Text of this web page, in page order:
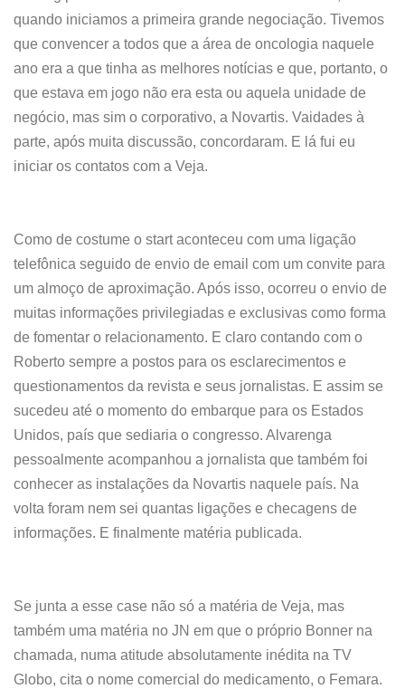
quando iniciamos a primeira grande negociação. Tivemos
que convencer a todos que a área de oncologia naquele
ano era a que tinha as melhores notícias e que, portanto, o
que estava em jogo não era esta ou aquela unidade de
negócio, mas sim o corporativo, a Novartis. Vaidades à
parte, após muita discussão, concordaram. E lá fui eu
iniciar os contatos com a Veja.
Como de costume o start aconteceu com uma ligação
telefônica seguido de envio de email com um convite para
um almoço de aproximação. Após isso, ocorreu o envio de
muitas informações privilegiadas e exclusivas como forma
de fomentar o relacionamento. E claro contando com o
Roberto sempre a postos para os esclarecimentos e
questionamentos da revista e seus jornalistas. E assim se
sucedeu até o momento do embarque para os Estados
Unidos, país que sediaria o congresso. Alvarenga
pessoalmente acompanhou a jornalista que também foi
conhecer as instalações da Novartis naquele país. Na
volta foram nem sei quantas ligações e checagens de
informações. E finalmente matéria publicada.
Se junta a esse case não só a matéria de Veja, mas
também uma matéria no JN em que o próprio Bonner na
chamada, numa atitude absolutamente inédita na TV
Globo, cita o nome comercial do medicamento, o Femara.